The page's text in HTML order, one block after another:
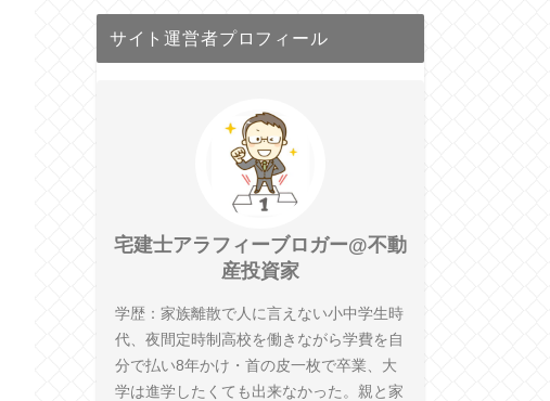
サイト運営者プロフィール
宅建士アラフィーブロガー@不動
産投資家
学歴：家族離散で人に言えない小中学生時
代、夜間定時制高校を働きながら学費を自
分で払い8年かけ・首の皮一枚で卒業、大
学は進学したくても出来なかった。親と家